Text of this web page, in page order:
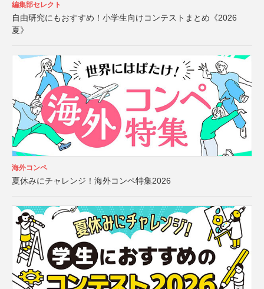
編集部セレクト
自由研究にもおすすめ！小学生向けコンテストまとめ《2026
夏》
海外コンペ
夏休みにチャレンジ！海外コンペ特集2026